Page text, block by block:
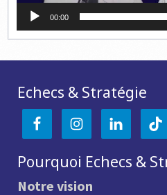
00:00
Echecs & Stratégie
Pourquoi Echecs &
Notre vision